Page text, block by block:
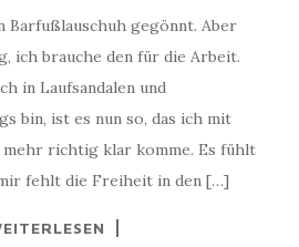
Barfußlauschuh gegönnt. Aber
ich brauche den für die Arbeit.
in Laufsandalen und
bin, ist es nun so, das ich mit
mehr richtig klar komme. Es fühlt
fehlt die Freiheit in den […]